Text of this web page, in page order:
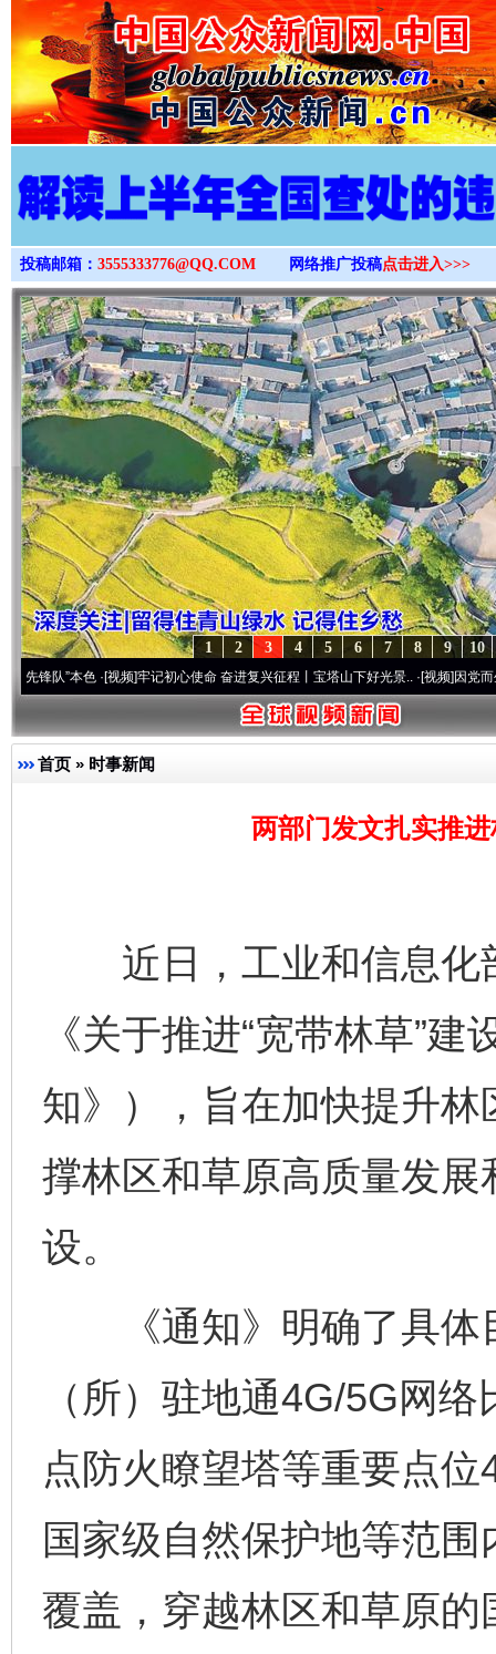
>
投稿邮箱： 3555333776@QQ.COM 网络推广投稿点击进入>>>
10
9
8
7
6
5
4
3
2
1
·[视频]牢记初心使命 奋进复兴征程丨宝塔山下好光景..·[视频]因党而生 为党而
首页 » 时事新闻
两部门发文扎实推
近日，工业和信息化
《关于推进“宽带林草”
知》），旨在加快提升
撑林区和草原高质量发
设。
《通知》明确了具体
（所）驻地通4G/5G网
点防火瞭望塔等重要点
国家级自然保护地等范
覆盖，穿越林区和草原